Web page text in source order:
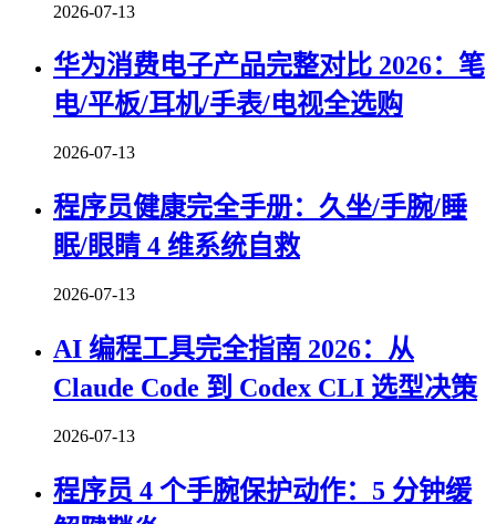
2026-07-13
华为消费电子产品完整对比 2026：笔
电/平板/耳机/手表/电视全选购
2026-07-13
程序员健康完全手册：久坐/手腕/睡
眠/眼睛 4 维系统自救
2026-07-13
AI 编程工具完全指南 2026：从
Claude Code 到 Codex CLI 选型决策
2026-07-13
程序员 4 个手腕保护动作：5 分钟缓